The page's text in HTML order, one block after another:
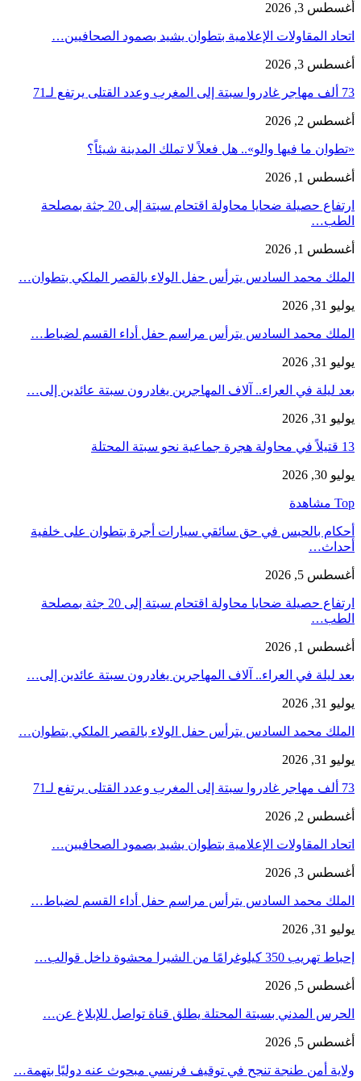
أغسطس 3, 2026
اتحاد المقاولات الإعلامية بتطوان يشيد بصمود الصحافيين…
أغسطس 3, 2026
73 ألف مهاجر غادروا سبتة إلى المغرب وعدد القتلى يرتفع لـ71
أغسطس 2, 2026
«تطوان ما فيها والو».. هل فعلاً لا تملك المدينة شيئاً؟
أغسطس 1, 2026
ارتفاع حصيلة ضحايا محاولة اقتحام سبتة إلى 20 جثة بمصلحة
الطب…
أغسطس 1, 2026
الملك محمد السادس يترأس حفل الولاء بالقصر الملكي بتطوان…
يوليو 31, 2026
الملك محمد السادس يترأس مراسم حفل أداء القسم لضباط…
يوليو 31, 2026
بعد ليلة في العراء.. آلاف المهاجرين يغادرون سبتة عائدين إلى…
يوليو 31, 2026
13 قتيلاً في محاولة هجرة جماعية نحو سبتة المحتلة
يوليو 30, 2026
Top مشاهدة
أحكام بالحبس في حق سائقي سيارات أجرة بتطوان على خلفية
أحداث…
أغسطس 5, 2026
ارتفاع حصيلة ضحايا محاولة اقتحام سبتة إلى 20 جثة بمصلحة
الطب…
أغسطس 1, 2026
بعد ليلة في العراء.. آلاف المهاجرين يغادرون سبتة عائدين إلى…
يوليو 31, 2026
الملك محمد السادس يترأس حفل الولاء بالقصر الملكي بتطوان…
يوليو 31, 2026
73 ألف مهاجر غادروا سبتة إلى المغرب وعدد القتلى يرتفع لـ71
أغسطس 2, 2026
اتحاد المقاولات الإعلامية بتطوان يشيد بصمود الصحافيين…
أغسطس 3, 2026
الملك محمد السادس يترأس مراسم حفل أداء القسم لضباط…
يوليو 31, 2026
إحباط تهريب 350 كيلوغرامًا من الشيرا محشوة داخل قوالب…
أغسطس 5, 2026
الحرس المدني بسبتة المحتلة يطلق قناة تواصل للإبلاغ عن…
أغسطس 5, 2026
ولاية أمن طنجة تنجح في توقيف فرنسي مبحوث عنه دوليًا بتهمة…